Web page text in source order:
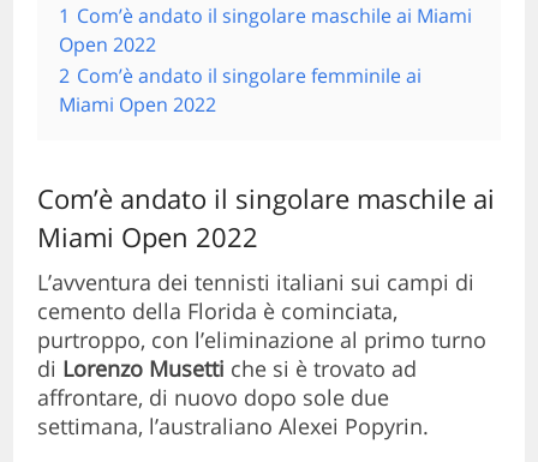
1 Com’è andato il singolare maschile ai Miami
Open 2022
2 Com’è andato il singolare femminile ai
Miami Open 2022
Com’è andato il singolare maschile ai
Miami Open 2022
L’avventura dei tennisti italiani sui campi di
cemento della Florida è cominciata,
purtroppo, con l’eliminazione al primo turno
di Lorenzo Musetti che si è trovato ad
affrontare, di nuovo dopo sole due
settimana, l’australiano Alexei Popyrin.